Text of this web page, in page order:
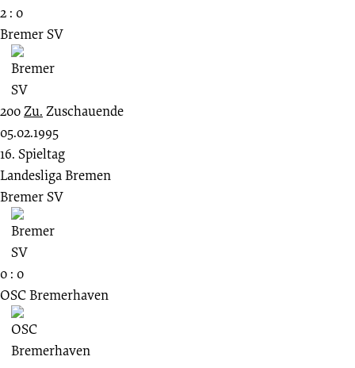
2 : 0
Bremer SV
200Zu. Zuschauende
05.02.1995
16. Spieltag
Landesliga Bremen
Bremer SV
0 : 0
OSC Bremerhaven